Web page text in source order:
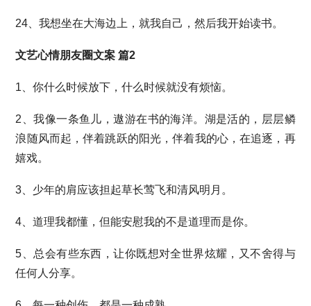
24、我想坐在大海边上，就我自己，然后我开始读书。
文艺心情朋友圈文案 篇2
1、你什么时候放下，什么时候就没有烦恼。
2、我像一条鱼儿，遨游在书的海洋。湖是活的，层层鳞
浪随风而起，伴着跳跃的阳光，伴着我的心，在追逐，再
嬉戏。
3、少年的肩应该担起草长莺飞和清风明月。
4、道理我都懂，但能安慰我的不是道理而是你。
5、总会有些东西，让你既想对全世界炫耀，又不舍得与
任何人分享。